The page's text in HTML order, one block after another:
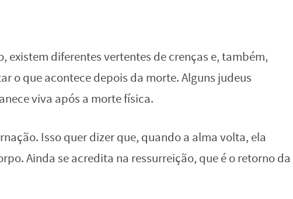
existem diferentes vertentes de crenças e, também,
o que acontece depois da morte. Alguns judeus
viva após a morte física.
Isso quer dizer que, quando a alma volta, ela
Ainda se acredita na ressurreição, que é o retorno da